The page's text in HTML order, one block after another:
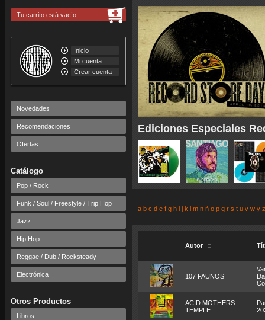
Ediciones Especiales
Tu carrito está vacío
Inicio
Mi cuenta
Crear cuenta
Novedades
Recomendaciones
Ofertas
Catálogo
Pop / Rock
Funk / Soul / Freestyle / Trip Hop
Jazz
Hip Hop
Reggae / Dub / Rocksteady
Electrónica
Otros Productos
Libros
a b c d e f g h i j k l m n ñ o p q r s t u v w y z
Autor
107 FAUNOS
ACID MOTHERS
TEMPLE